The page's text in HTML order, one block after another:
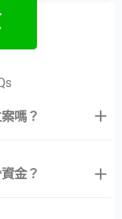
嗎？
金？